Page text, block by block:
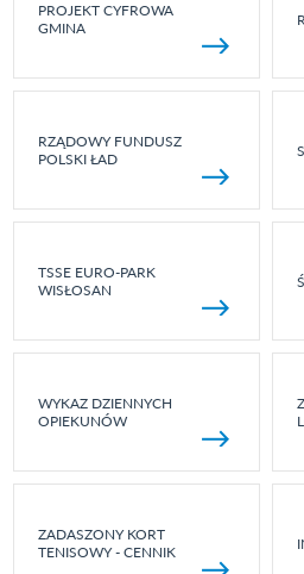
PROJEKT CYFROWA
GMINA
RZĄDOWY FUNDUSZ
POLSKI ŁAD
TSSE EURO-PARK
WISŁOSAN
WYKAZ DZIENNYCH
OPIEKUNÓW
ZADASZONY KORT
TENISOWY - CENNIK